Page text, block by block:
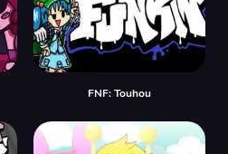
FNF: Touhou